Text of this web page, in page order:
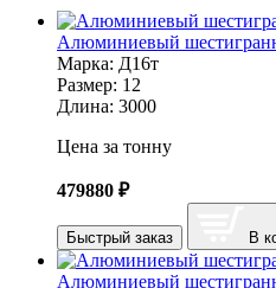
Алюминиевый
Марка: Д16т
Размер: 12
Длина: 3000
Цена за тонну
479880 ₽
Быстрый заказ В
Алюминиевый